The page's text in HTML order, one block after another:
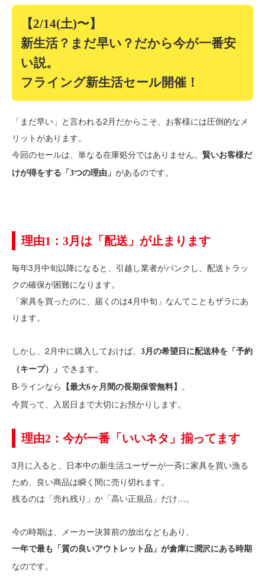
【2/14(土)〜】
新生活？まだ早い？だから今が一番安
い説。
フライング新生活セール開催！
「まだ早い」と言われる2月だからこそ、お客様には圧倒的なメ
リットがあります。
今回のセールは、単なる在庫処分ではありません。
賢いお客様だ
けが得をする「3つの理由」 があるのです。
理由1：3月は「配送」が止まります
毎年3月中旬以降になると、引越し業者がパンクし、配送トラッ
クの確保が困難になります。
「家具を買ったのに、届くのは4月中旬」なんてこともザラにあ
ります。
しかし、2月中に購入しておけば、
3月の希望日に配送枠を「予約
（キープ）」 できます。
B-ラインなら
【最大6ヶ月間の長期保管無料】
。
今買って、入居日まで大切にお預かりします。
理由2：今が一番「いいネタ」揃ってます
3月に入ると、日本中の新生活ユーザーが一斉に家具を買い漁る
ため、良い商品は瞬く間に売り切れます。
残るのは「売れ残り」か「高い正規品」だけ…。
今の時期は、メーカー決算前の放出などもあり、
一年で最も「質の良いアウトレット品」が倉庫に潤沢にある時期
なのです。